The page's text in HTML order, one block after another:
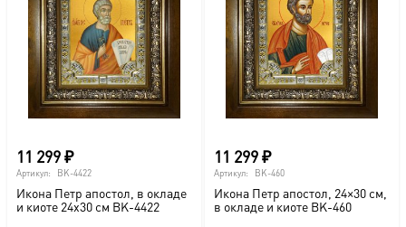
11 299₽
Артикул: BK-4422
Икона Петр апостол, в окладе
и киоте 24х30 см BK-4422
11 299₽
Артикул: BK-460
Икона Петр апостол, 24×30 см,
в окладе и киоте BK-460